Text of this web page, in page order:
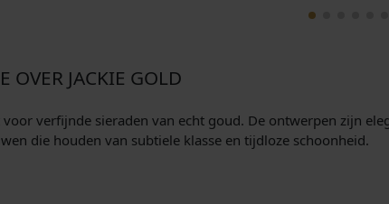
OVER JACKIE GOLD
voor verfijnde sieraden van echt goud. De ontwerpen zijn
die houden van subtiele klasse en tijdloze schoonheid.